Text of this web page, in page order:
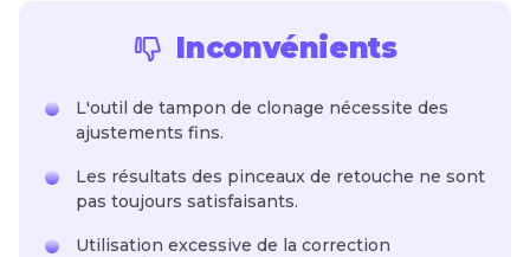
Inconvénients
L'outil de tampon de clonage nécessite des
ajustements fins.
Les résultats des pinceaux de retouche ne sont
pas toujours satisfaisants.
Utilisation excessive de la correction